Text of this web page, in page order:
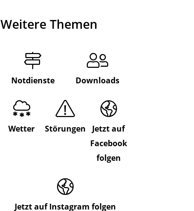
Weitere Themen
Notdienste Downloads
Wetter Störungen
Jetzt auf
Facebook
folgen
Jetzt auf Instagram folgen